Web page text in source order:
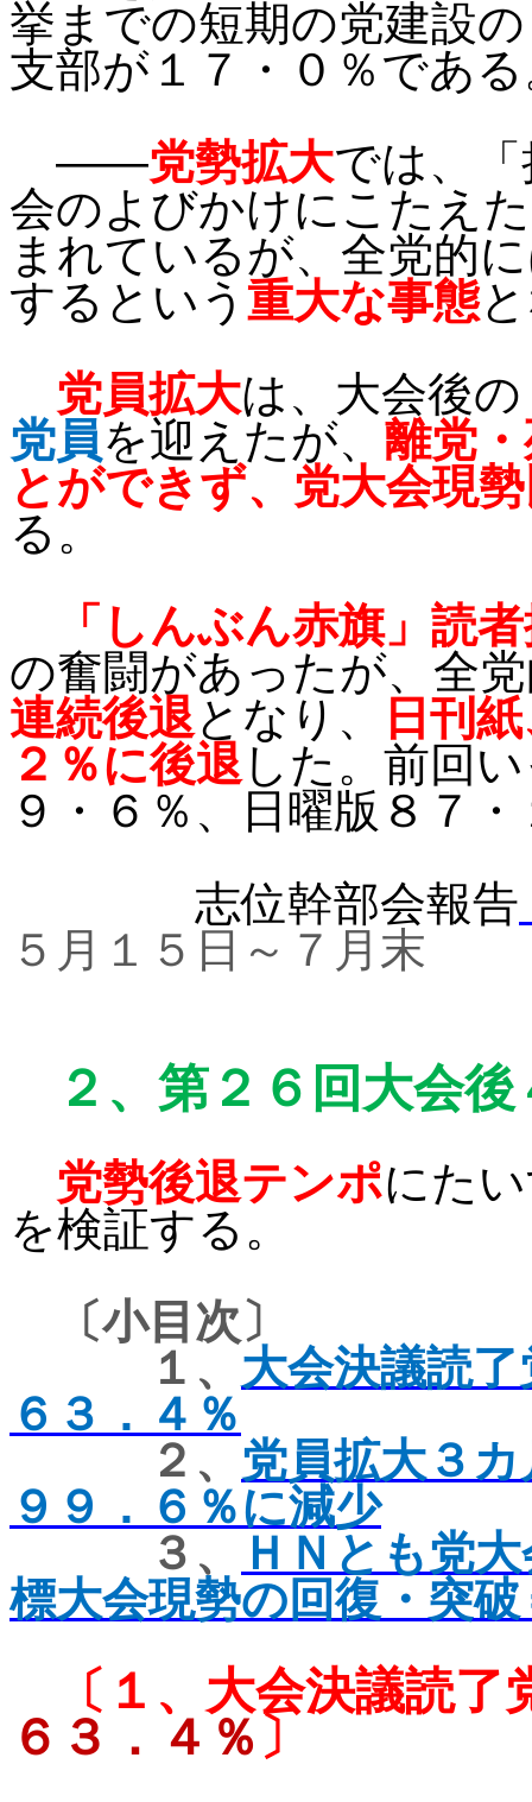
挙までの短期の党建設
支部が１７・０％であ
――党勢拡大では、
会のよびかけにこたえ
まれているが、全党的
するという 重大な事態
党員拡大は、大会後
党員を迎えたが、 離党
とができず、党大会現
る。
「しんぶん赤旗」読
の奮闘があったが、全
連続後退となり、
日刊
２％に後退 した。前回
９・６％、日曜版８７
志位幹部会報告
５月１５日～７月末
２、 第２６回大会
党勢後退テンポにた
を検証する。
〔小目次〕
１、 大会決議読
６３．４％
２、 党員拡大３
９９．６％に減少
３、
ＨＮとも党
標大会現勢の回復・突
〔１、 大会決議読了
６３．４％ 〕